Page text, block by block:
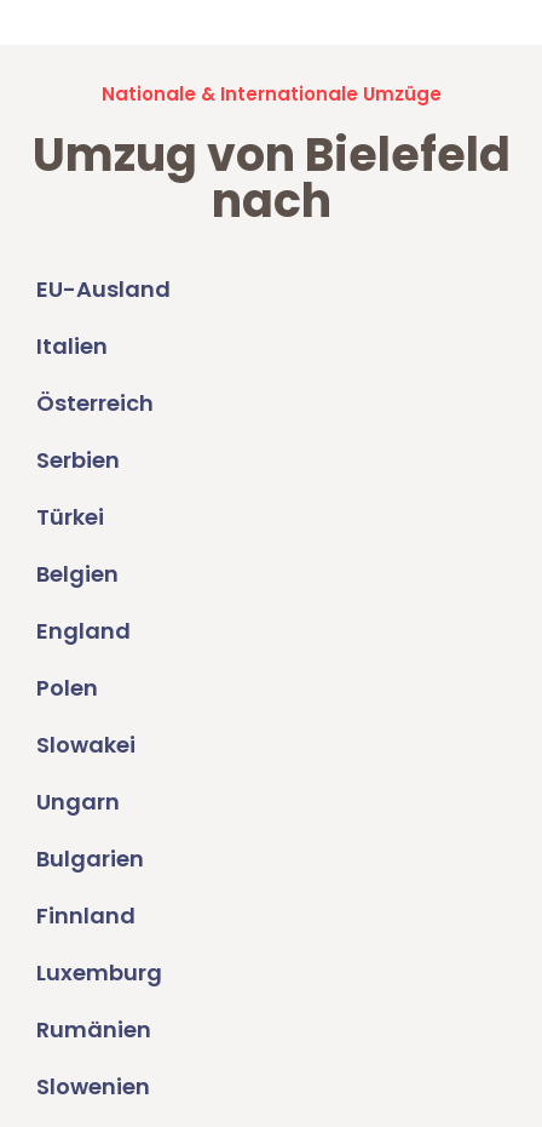
Nationale & Internationale Umzüge
Umzug von Bielefeld
nach
EU-Ausland
Italien
Österreich
Serbien
Türkei
Belgien
England
Polen
Slowakei
Ungarn
Bulgarien
Finnland
Luxemburg
Rumänien
Slowenien